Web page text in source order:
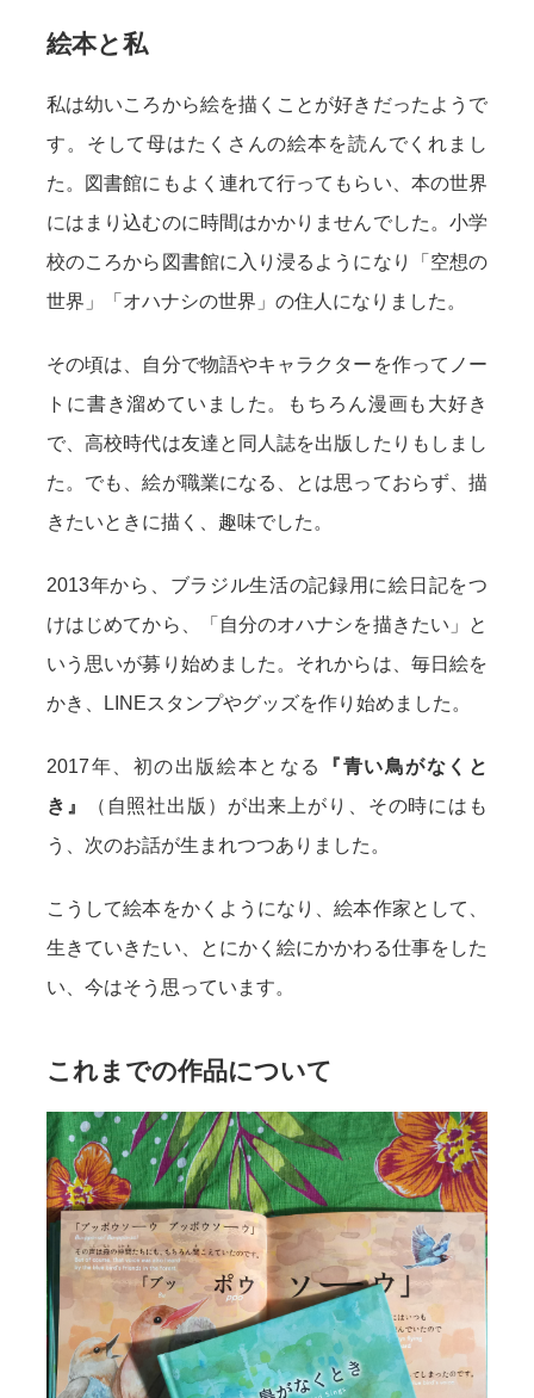
絵本と私
私は幼いころから絵を描くことが好きだったようで
す。そして母はたくさんの絵本を読んでくれまし
た。図書館にもよく連れて行ってもらい、本の世界
にはまり込むのに時間はかかりませんでした。小学
校のころから図書館に入り浸るようになり「空想の
世界」「オハナシの世界」の住人になりました。
その頃は、自分で物語やキャラクターを作ってノー
トに書き溜めていました。もちろん漫画も大好き
で、高校時代は友達と同人誌を出版したりもしまし
た。でも、絵が職業になる、とは思っておらず、描
きたいときに描く、趣味でした。
2013年から、ブラジル生活の記録用に絵日記をつ
けはじめてから、「自分のオハナシを描きたい」と
いう思いが募り始めました。それからは、毎日絵を
かき、LINEスタンプやグッズを作り始めました。
2017年、初の出版絵本となる
『青い鳥がなくと
き』
（自照社出版）が出来上がり、その時にはも
う、次のお話が生まれつつありました。
こうして絵本をかくようになり、絵本作家として、
生きていきたい、とにかく絵にかかわる仕事をした
い、今はそう思っています。
これまでの作品について